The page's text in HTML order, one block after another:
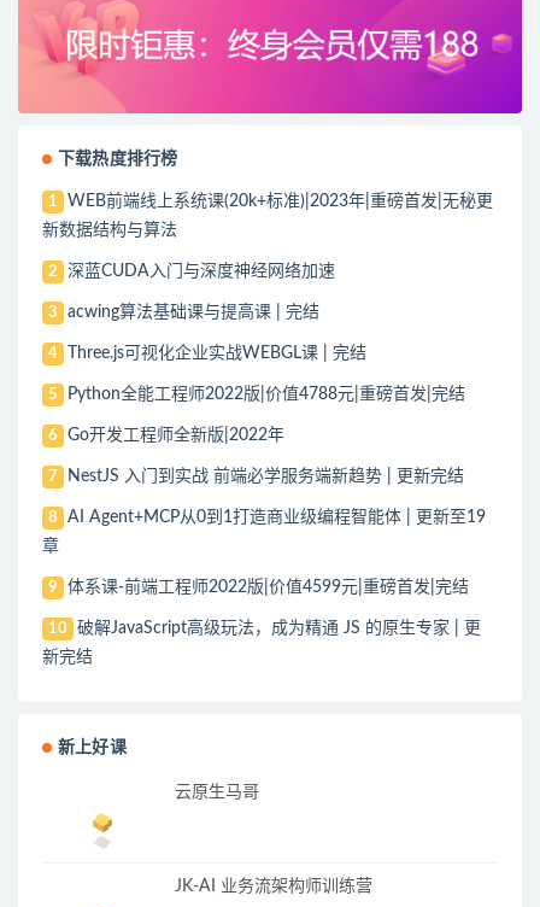
下载热度排行榜
1
WEB前端线上系统课(20k+标准)|2023年|重磅首发|无秘更
新数据结构与算法
2 深蓝CUDA入门与深度神经网络加速
3 acwing算法基础课与提高课 | 完结
4 Three.js可视化企业实战WEBGL课 | 完结
5 Python全能工程师2022版|价值4788元|重磅首发|完结
6 Go开发工程师全新版|2022年
7 NestJS 入门到实战 前端必学服务端新趋势 | 更新完结
8
AI Agent+MCP从0到1打造商业级编程智能体 | 更新至19
章
9 体系课-前端工程师2022版|价值4599元|重磅首发|完结
10
破解JavaScript高级玩法，成为精通 JS 的原生专家 | 更
新完结
新上好课
云原生马哥
JK-AI 业务流架构师训练营